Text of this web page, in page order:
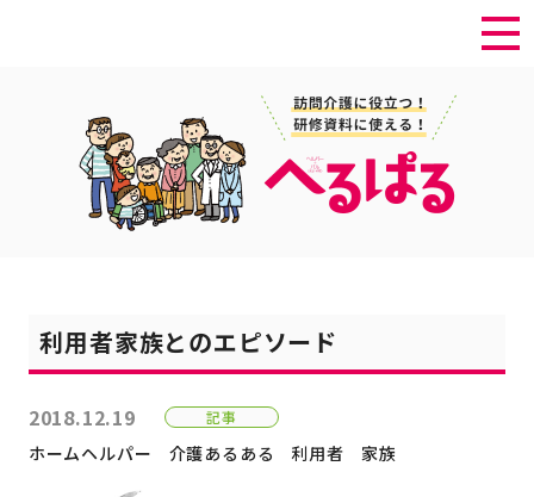
利用者家族とのエピソード
2018.12.19 記事
ホームヘルパー 介護あるある 利用者 家族